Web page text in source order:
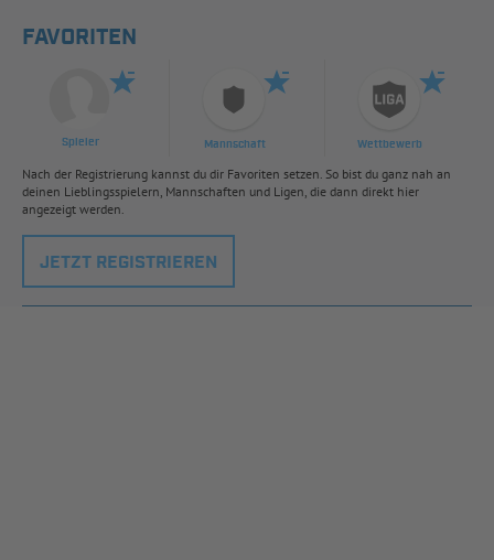
FAVORITEN
Spieler Mannschaft Wettbewerb
Nach der Registrierung kannst du dir Favoriten setzen. So bist du ganz nah an
deinen Lieblingsspielern, Mannschaften und Ligen, die dann direkt hier
angezeigt werden.
JETZT REGISTRIEREN